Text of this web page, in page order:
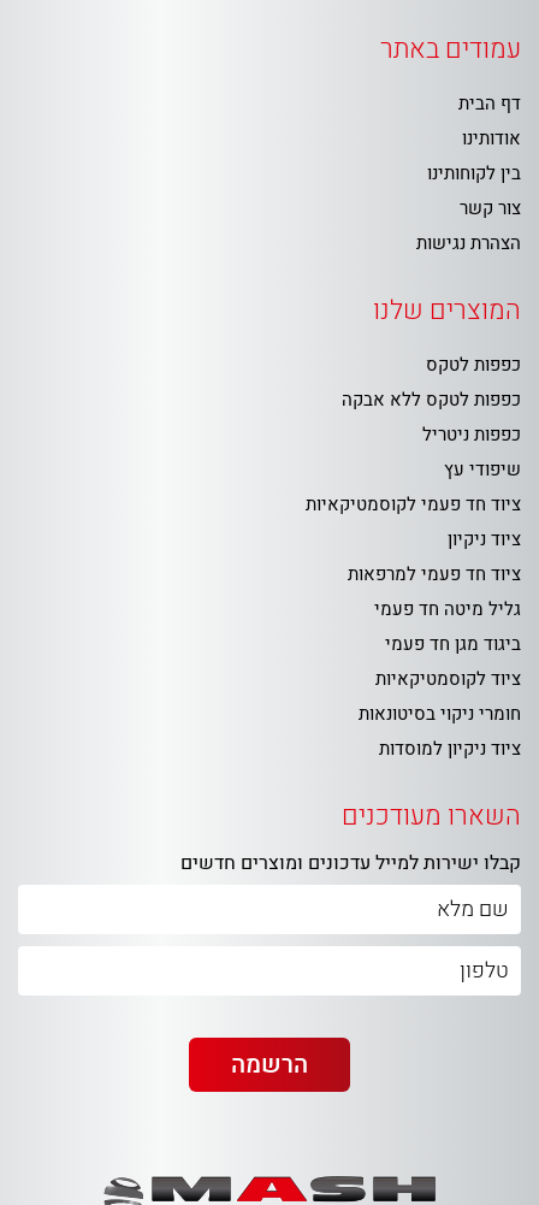
עמודים באתר
דף הבית
אודותינו
בין לקוחותינו
צור קשר
הצהרת נגישות
המוצרים שלנו
כפפות לטקס
כפפות לטקס ללא אבקה
כפפות ניטריל
שיפודי עץ
ציוד חד פעמי לקוסמטיקאיות
ציוד ניקיון
ציוד חד פעמי למרפאות
גליל מיטה חד פעמי
ביגוד מגן חד פעמי
ציוד לקוסמטיקאיות
חומרי ניקוי בסיטונאות
ציוד ניקיון למוסדות
השארו מעודכנים
קבלו ישירות למייל עדכונים ומוצרים חדשים